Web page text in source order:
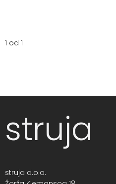
1 od 1
struja
struja d.o.o.